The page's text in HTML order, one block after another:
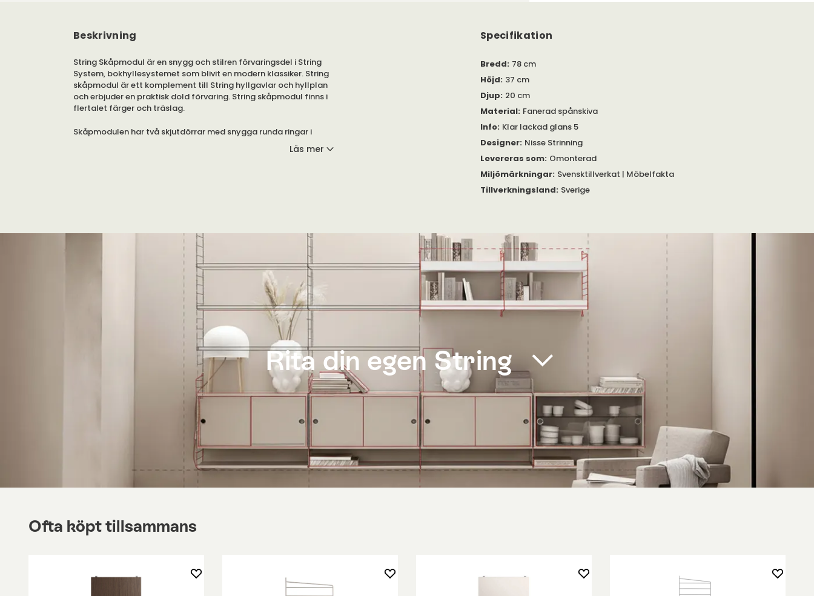
Beskrivning
String Skåpmodul är en snygg och stilren förvaringsdel i String
System, bokhyllesystemet som blivit en modern klassiker. String
skåpmodul är ett komplement till String hyllgavlar och hyllplan
och erbjuder en praktisk dold förvaring. String skåpmodul finns i
flertalet färger och träslag.
Skåpmodulen har två skjutdörrar med snygga runda ringar i
rostfri stål runt handtagshålen. Insidan av skåpet består av två
sektioner med ett löstagbart hyllplan till varje sektion. Perfekt
Läs mer
Specifikation
Bredd: 78 cm
Höjd: 37 cm
Djup: 20 cm
Material: Fanerad spånskiva
Info: Klar lackad glans 5
Designer: Nisse Strinning
Levereras som: Omonterad
Miljömärkningar: Svensktillverkat | Möbelfakta
Tillverkningsland: Sverige
Rita din egen String
Ofta köpt tillsammans